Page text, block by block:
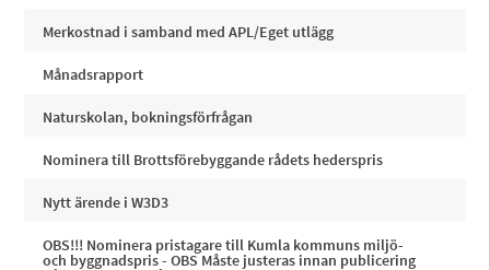
Merkostnad i samband med APL/Eget utlägg
Månadsrapport
Naturskolan, bokningsförfrågan
Nominera till Brottsförebyggande rådets hederspris
Nytt ärende i W3D3
OBS!!! Nominera pristagare till Kumla kommuns miljö-
och byggnadspris - OBS Måste justeras innan publicering